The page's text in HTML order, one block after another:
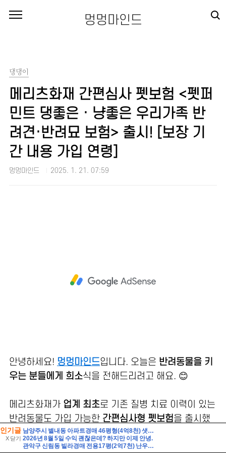
인기글
X 닫기
남양주시 별내동 아파트경매 46평형(4억8천) 샛별초등학교인근 별내남광하우스토리 14층 유찰1회 남양주별내남광하우스토리아파트 부동산경매 매매
2026년 8월 5일 수익 괜찮은데? 하지만 이제 안녕.
관악구 신림동 빌라경매 전용17평(2억7천) 난우초등학교인근 성진리치빌 2층 다세대주택 유찰1회 관악구신림동빌라 부동산경매 매매